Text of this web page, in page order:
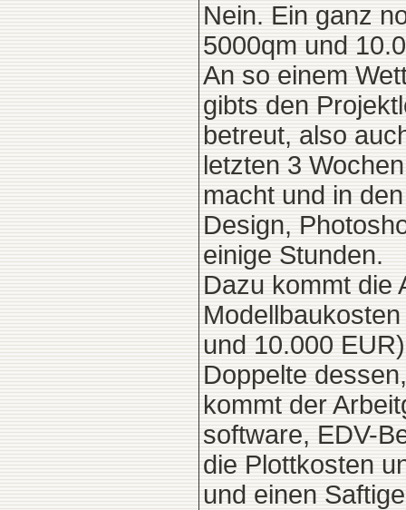
Nein. Ein ganz
5000qm und
An so einem
gibts den
betreut, also
letzten 3
macht und in
Design,
einige Stunden.
Dazu kommt die
und 10.000
Doppelte
kommt der
software, EDV-
die Plottkosten
und einen